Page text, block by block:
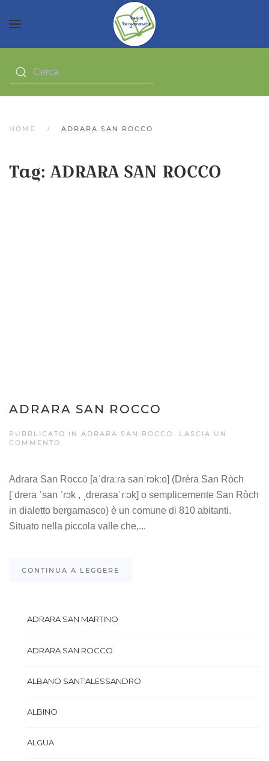
HOME ADRARA SAN ROCCO
Tag: ADRARA SAN ROCCO
ADRARA SAN ROCCO
PUBBLICATO IN ADRARA SAN ROCCO . LASCIA UN
COMMENTO
Adrara San Rocco [aˈdraːɾa sanˈrɔkːo] (Dréra San Ròch
[ˈdɾeɾa ˈsan ˈɾɔk , ˌdɾeɾasaˈɾːɔk] o semplicemente San Ròch
in dialetto bergamasco) è un comune di 810 abitanti.
Situato nella piccola valle che,...
CONTINUA A LEGGERE
ADRARA SAN MARTINO
ADRARA SAN ROCCO
ALBANO SANT'ALESSANDRO
ALBINO
ALGUA